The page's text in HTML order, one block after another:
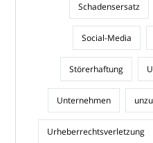
Schadensersatz
Social-Media
Störerhaftung
Unternehmen
Urheberrechtsverletzung